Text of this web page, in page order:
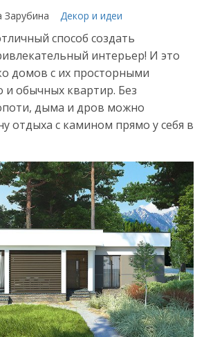
Зарубина Декор и идеи
способ создать
интерьер! И это
домов с их просторными
обычных квартир. Без
дыма и дров можно
отдыха с камином прямо у себя в